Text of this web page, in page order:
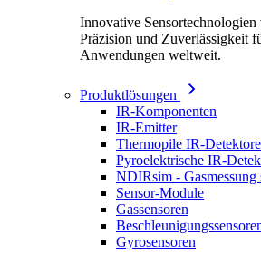
Innovative
Präzision und Zuverlässigkeit
Anwendungen weltweit.
Produktlösungen
IR-Komponenten
IR-Emitter
Thermopile IR-
Pyroelektrische IR-
NDIRsim - Gasmessung
Sensor-Module
Gassensoren
Gyrosensoren